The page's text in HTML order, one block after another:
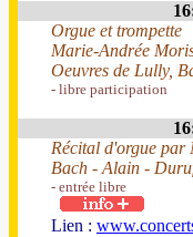
Orgue et trompette
Marie-Andrée
Oeuvres de Lully,
- libre participation
Récital d'orgue par
Bach - Alain -
- entrée libre
Lien :